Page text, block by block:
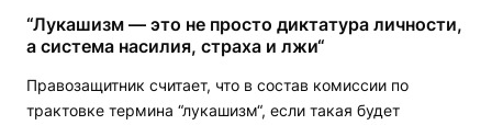
“Лукашизм — это не просто диктатура личности,
а система насилия, страха и лжи“
Правозащитник считает, что в состав комиссии по
трактовке термина “лукашизм“, если такая будет